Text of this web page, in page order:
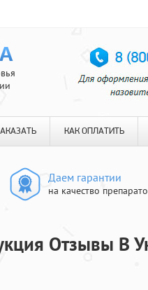
КАК ОПЛАТИТЬ
Даем гарантии
на качество
Отзывы В